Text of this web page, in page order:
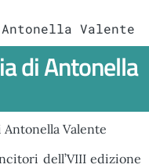
Valente
di Antonella
Valente
dell’VIII edizione